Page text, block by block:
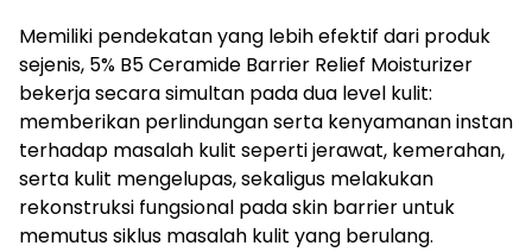
Memiliki pendekatan yang lebih efektif dari produk
sejenis, 5% B5 Ceramide Barrier Relief Moisturizer
bekerja secara simultan pada dua level kulit:
memberikan perlindungan serta kenyamanan instan
terhadap masalah kulit seperti jerawat, kemerahan,
serta kulit mengelupas, sekaligus melakukan
rekonstruksi fungsional pada skin barrier untuk
memutus siklus masalah kulit yang berulang.